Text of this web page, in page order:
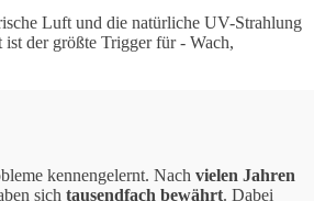
Luft und die natürliche UV-Strahlung
der größte Trigger für - Wach,
kennengelernt. Nach vielen Jahren
sich tausendfach bewährt. Dabei